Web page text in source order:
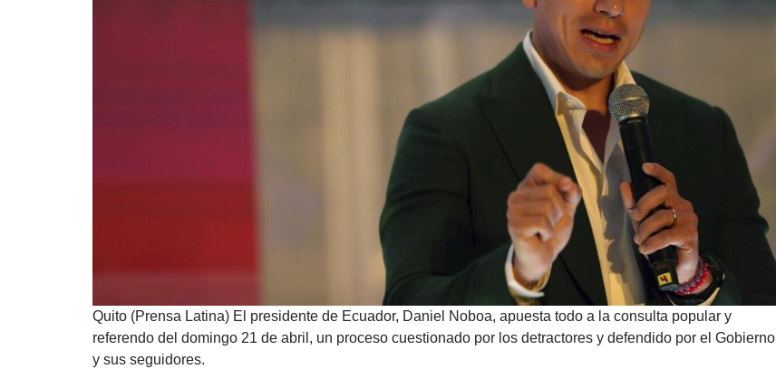
Quito (Prensa Latina) El presidente de Ecuador, Daniel Noboa, apuesta todo a la consulta popular y
referendo del domingo 21 de abril, un proceso cuestionado por los detractores y defendido por el Gobierno
y sus seguidores.